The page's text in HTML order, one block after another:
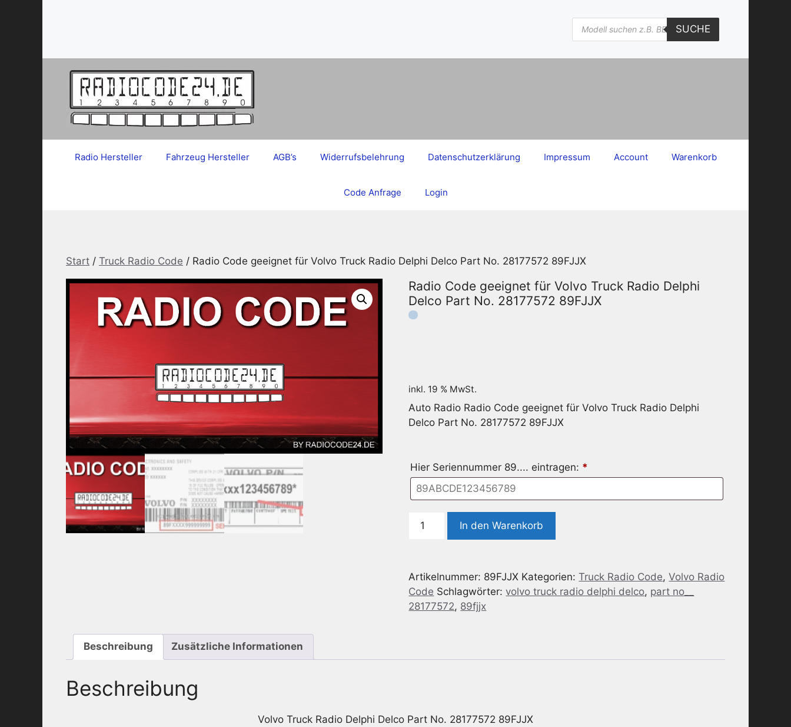
Products
search
SUCHE
Radio Hersteller Fahrzeug Hersteller AGB’s Widerrufsbelehrung Datenschutzerklärung Impressum Account Warenkorb
Code Anfrage Login
Start / Truck Radio Code / Radio Code geeignet für Volvo Truck Radio Delphi Delco Part No. 28177572 89FJJX
Radio Code geeignet für Volvo Truck Radio Delphi
Delco Part No. 28177572 89FJJX
inkl. 19 % MwSt.
Auto Radio Radio Code geeignet für Volvo Truck Radio Delphi
Delco Part No. 28177572 89FJJX
Hier Seriennummer 89.... eintragen: *
Code
Volvo
Truck
Radio
In den Warenkorb
Artikelnummer: 89FJJX Kategorien:Truck Radio Code,Volvo Radio
Code Schlagwörter: volvo truck radio delphi delco, part no__
28177572, 89fjjx
Beschreibung Zusätzliche Informationen
Beschreibung
Volvo Truck Radio Delphi Delco Part No. 28177572 89FJJX